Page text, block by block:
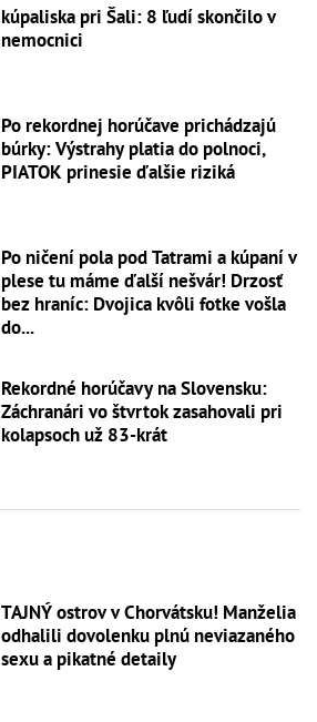
kúpaliska pri Šali: 8 ľudí skončilo v
nemocnici
Po rekordnej horúčave prichádzajú
búrky: Výstrahy platia do polnoci,
PIATOK prinesie ďalšie riziká
Po ničení pola pod Tatrami a kúpaní v
plese tu máme ďalší nešvár! Drzosť
bez hraníc: Dvojica kvôli fotke vošla
do...
Rekordné horúčavy na Slovensku:
Záchranári vo štvrtok zasahovali pri
kolapsoch už 83-krát
TAJNÝ ostrov v Chorvátsku! Manželia
odhalili dovolenku plnú neviazaného
sexu a pikatné detaily